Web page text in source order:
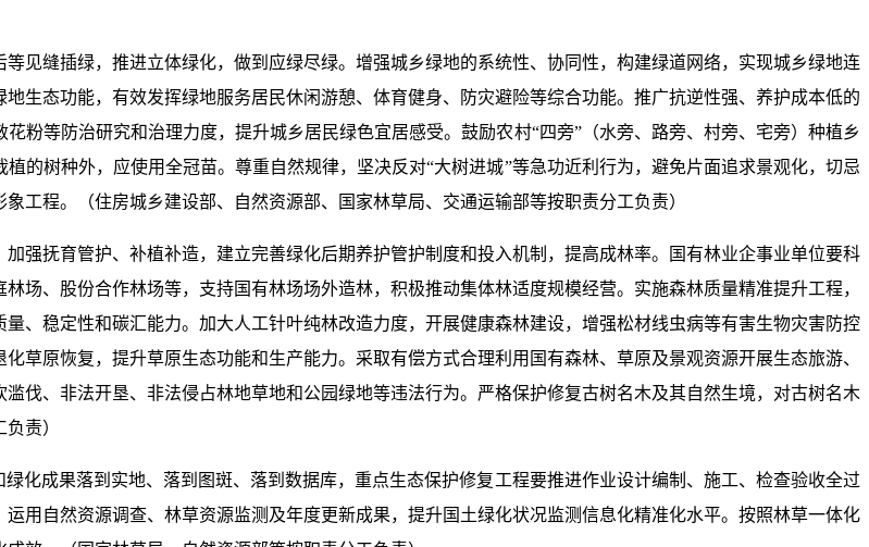
见缝插绿，推进立体绿化，做到应绿尽绿。增强城乡绿地的系统性、协同性，构建绿道网络，实现城乡绿地连
生态功能，有效发挥绿地服务居民休闲游憩、体育健身、防灾避险等综合功能。推广抗逆性强、养护成本低的
粉等防治研究和治理力度，提升城乡居民绿色宜居感受。鼓励农村“四旁”（水旁、路旁、村旁、宅旁）种植乡
的树种外，应使用全冠苗。尊重自然规律，坚决反对“大树进城”等急功近利行为，避免片面追求景观化，切忌
工程。（住房城乡建设部、自然资源部、国家林草局、交通运输部等按职责分工负责）
强抚育管护、补植补造，建立完善绿化后期养护管护制度和投入机制，提高成林率。国有林业企事业单位要科
场、股份合作林场等，支持国有林场场外造林，积极推动集体林适度规模经营。实施森林质量精准提升工程，
、稳定性和碳汇能力。加大人工针叶纯林改造力度，开展健康森林建设，增强松材线虫病等有害生物灾害防控
草原恢复，提升草原生态功能和生产能力。采取有偿方式合理利用国有森林、草原及景观资源开展生态旅游、
伐、非法开垦、非法侵占林地草地和公园绿地等违法行为。严格保护修复古树名木及其自然生境，对古树名木
责）
化成果落到实地、落到图斑、落到数据库，重点生态保护修复工程要推进作业设计编制、施工、检查验收全过
用自然资源调查、林草资源监测及年度更新成果，提升国土绿化状况监测信息化精准化水平。按照林草一体化